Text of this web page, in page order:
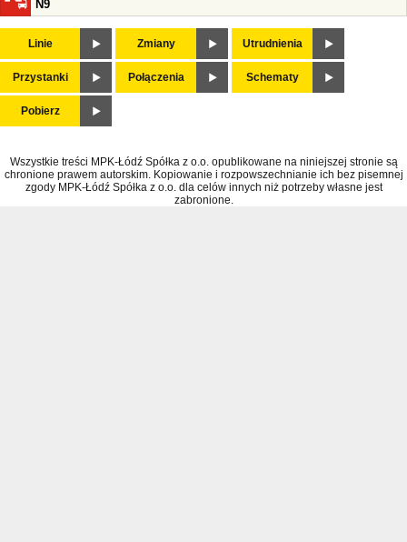
N9
Linie Zmiany Utrudnienia
Przystanki Połączenia Schematy
Pobierz
Wszystkie treści MPK-Łódź Spółka z o.o. opublikowane na niniejszej stronie są
chronione prawem autorskim. Kopiowanie i rozpowszechnianie ich bez pisemnej
zgody MPK-Łódź Spółka z o.o. dla celów innych niż potrzeby własne jest
zabronione.